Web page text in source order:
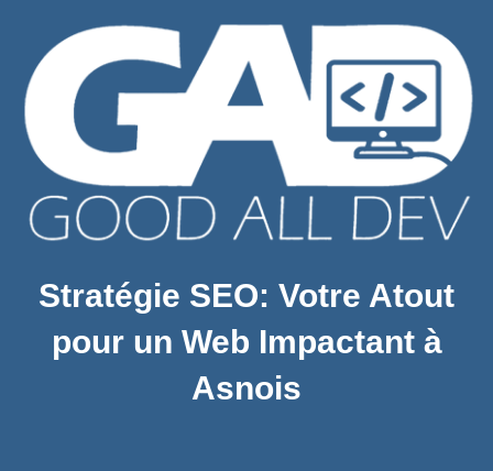
Stratégie SEO: Votre Atout
pour un Web Impactant à
Asnois